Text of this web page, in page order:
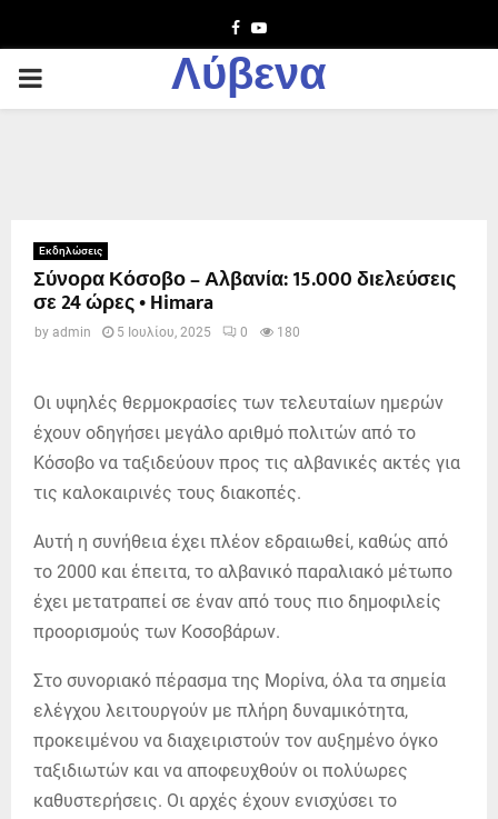
Facebook
Youtube
PRIMARY
Λύβενα
Εκδηλώσεις
Σύνορα Κόσοβο – Αλβανία: 15.000 διελεύσεις
σε 24 ώρες • Himara
by admin 5 Ιουλίου, 2025 0 180
Οι υψηλές θερμοκρασίες των τελευταίων ημερών
έχουν οδηγήσει μεγάλο αριθμό πολιτών από το
Κόσοβο να ταξιδεύουν προς τις αλβανικές ακτές για
τις καλοκαιρινές τους διακοπές.
Αυτή η συνήθεια έχει πλέον εδραιωθεί, καθώς από
το 2000 και έπειτα, το αλβανικό παραλιακό μέτωπο
έχει μετατραπεί σε έναν από τους πιο δημοφιλείς
προορισμούς των Κοσοβάρων.
Στο συνοριακό πέρασμα της Μορίνα, όλα τα σημεία
ελέγχου λειτουργούν με πλήρη δυναμικότητα,
προκειμένου να διαχειριστούν τον αυξημένο όγκο
ταξιδιωτών και να αποφευχθούν οι πολύωρες
καθυστερήσεις. Οι αρχές έχουν ενισχύσει το